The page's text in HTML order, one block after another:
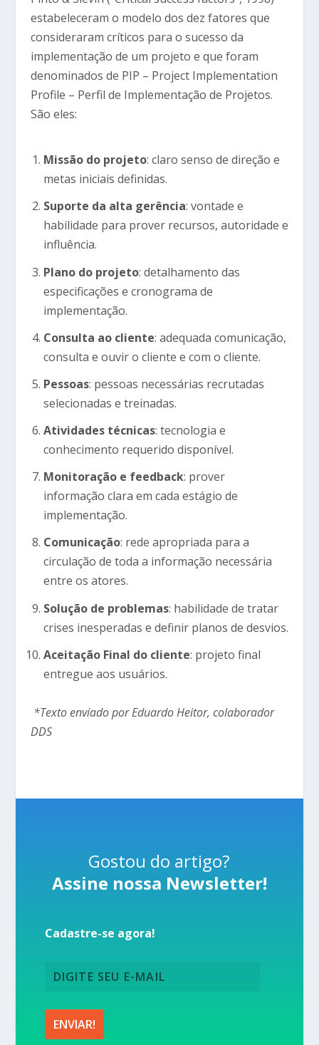
estabeleceram o modelo dos dez fatores que
consideraram críticos para o sucesso da
implementação de um projeto e que foram
denominados de PIP – Project Implementation
Profile – Perfil de Implementação de Projetos.
São eles:
Missão do projeto: claro senso de direção e
metas iniciais definidas.
Suporte da alta gerência: vontade e
habilidade para prover recursos, autoridade e
influência.
Plano do projeto: detalhamento das
especificações e cronograma de
implementação.
Consulta ao cliente: adequada comunicação,
consulta e ouvir o cliente e com o cliente.
Pessoas: pessoas necessárias recrutadas
selecionadas e treinadas.
Atividades técnicas: tecnologia e
conhecimento requerido disponível.
Monitoração e feedback: prover
informação clara em cada estágio de
implementação.
Comunicação: rede apropriada para a
circulação de toda a informação necessária
entre os atores.
Solução de problemas: habilidade de tratar
crises inesperadas e definir planos de desvios.
Aceitação Final do cliente: projeto final
entregue aos usuários.
*Texto enviado por Eduardo Heitor, colaborador
DDS
Gostou do artigo?
Assine nossa Newsletter!
Cadastre-se agora!